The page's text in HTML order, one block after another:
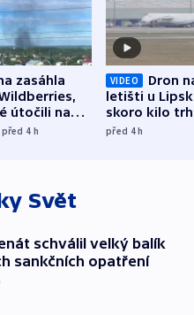
zasáhla
útočili na
či
před 4 h
VIDEO
Dron
letišti u
skoro kilo
indicie
před 4h
Svět
schválil velký balík
sankčních opatření